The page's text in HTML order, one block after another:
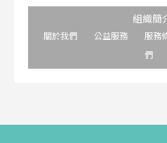
組織簡
關於我們 公益服務 服務
們